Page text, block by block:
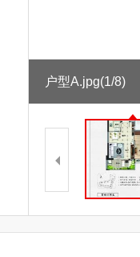
户型A.jpg(1/8)